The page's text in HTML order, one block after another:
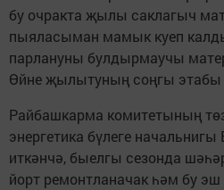
бу очракта җылы саклагыч
пыяласыман мамык куеп
парлануны булдырмаучы
Өйне җылытуның соңгы этабы
Райбашкарма комитетының
энергетика бүлеге
иткәнчә, быелгы сезонда
йорт ремонтланачак һәм бу